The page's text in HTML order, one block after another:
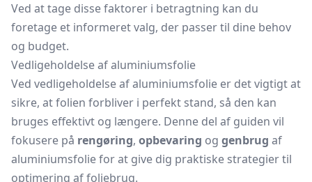
Ved at tage disse faktorer i betragtning kan du
foretage et informeret valg, der passer til dine behov
og budget.
Vedligeholdelse af aluminiumsfolie
Ved vedligeholdelse af aluminiumsfolie er det vigtigt at
sikre, at folien forbliver i perfekt stand, så den kan
bruges effektivt og længere. Denne del af guiden vil
fokusere på rengøring, opbevaring og genbrug af
aluminiumsfolie for at give dig praktiske strategier til
optimering af foliebrug.